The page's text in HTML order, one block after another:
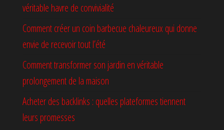
véritable havre de convivialité
Comment créer un coin barbecue chaleureux qui donne
envie de recevoir tout l’été
Comment transformer son jardin en véritable
prolongement de la maison
Acheter des backlinks : quelles plateformes tiennent
leurs promesses